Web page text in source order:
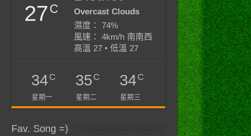
27C
Overcast Clouds
濕度： 74%
風速： 4km/h 南南西
高溫 27 • 低溫 27
34C
星期一
35C
星期二
34C
星期三
Fav. Song =)